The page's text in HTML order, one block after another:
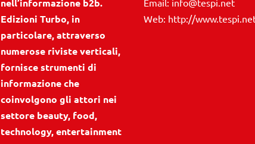
Edizioni Turbo, in
particolare, attraverso
numerose riviste verticali,
fornisce strumenti di
informazione che
coinvolgono gli attori nei
settore beauty, food,
technology, entertainment
e sport. Del gruppo fa
Web:http://www.tespi.net/